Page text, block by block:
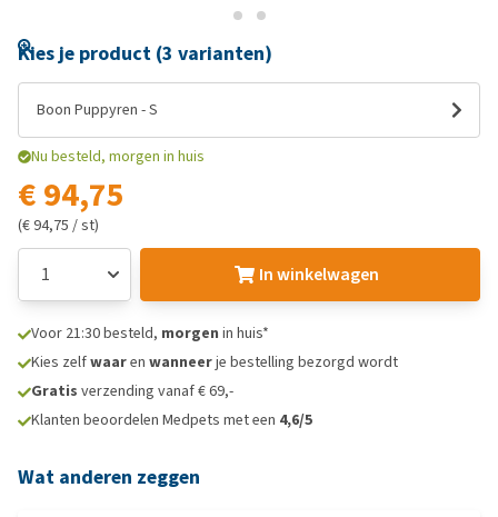
Kies je product (3 varianten)
Boon Puppyren - S
Nu besteld, morgen in huis
€ 94,75
(€ 94,75 / st)
In winkelwagen
Voor 21:30 besteld, morgen in huis*
Kies zelfwaaren wanneerje bestelling bezorgd wordt
Gratis verzending vanaf € 69,-
Klanten beoordelen Medpets met een 4,6/5
Wat anderen zeggen